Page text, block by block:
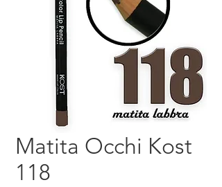
Matita Occhi Kost
118